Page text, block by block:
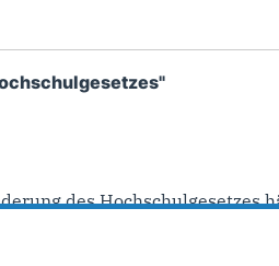
des Hochschulgesetzes